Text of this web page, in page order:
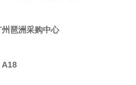
琶洲采购中心
A18